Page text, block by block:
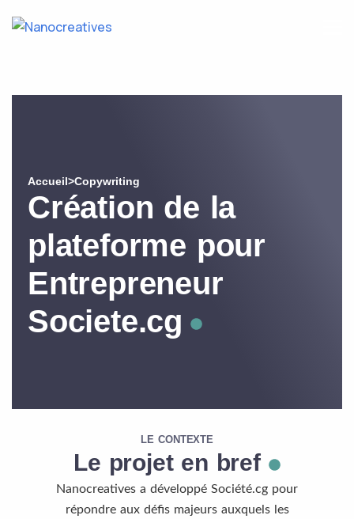
Accueil>Copywriting
Création de la
plateforme pour
Entrepreneur
Societe.cg
LE CONTEXTE
Le projet en bref
Nanocreatives a développé Société.cg pour
répondre aux défis majeurs auxquels les